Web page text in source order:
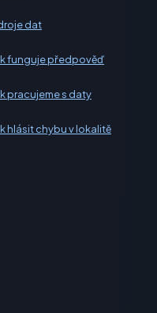
dat
funguje předpověď
pracujeme s daty
hlásit chybu v lokalitě